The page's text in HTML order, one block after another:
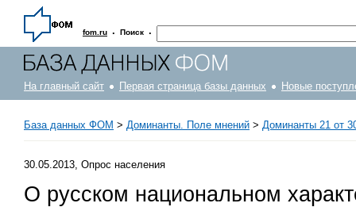
fom.ru · Поиск ·
На главный сайт Первая страница базы данных Новые
База данных ФОМ > Доминанты. Поле мнений > Доминанты 21 от
30.05.2013, Опрос населения
О русском национальном